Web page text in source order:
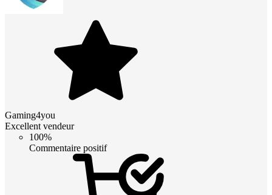
Gaming4you
Excellent vendeur
100%
Commentaire positif